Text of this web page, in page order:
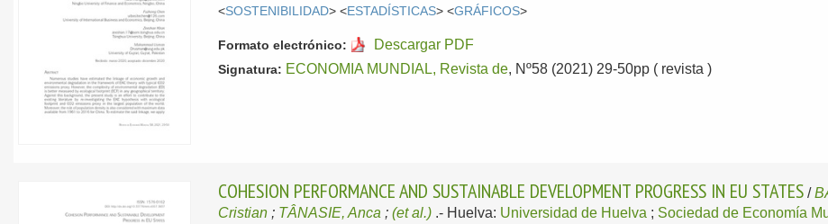
<SOSTENIBILIDAD> <ESTADÍSTICAS> <GRÁFICOS>
Formato electrónico: Descargar PDF
Signatura: ECONOMIA MUNDIAL, Revista de, Nº58 (2021) 29-50pp ( revista )
COHESION PERFORMANCE AND SUSTAINABLE DEVELOPMENT PROGRESS IN EU STATES /
Cristian ; TÂNASIE, Anca ;(et al.) .- Huelva: Universidad de Huelva ; Sociedad de Economía